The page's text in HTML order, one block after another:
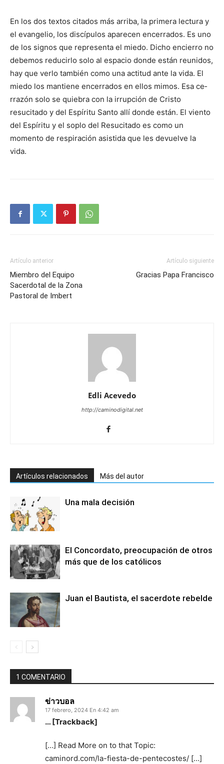
En los dos textos citados más arriba, la primera lectura y
el evangelio, los discípulos aparecen ence­rrados. Es uno
de los signos que re­presenta el miedo. Dicho encierro no
debemos reducirlo solo al espacio donde están reunidos,
hay que verlo también como una actitud ante la vida. El
miedo los mantiene encerrados en ellos mimos. Esa ce­
rrazón solo se quiebra con la irrupción de Cristo
resucitado y del Espíritu Santo allí donde están. El viento
del Espíritu y el soplo del Resucitado es como un
momento de respiración asistida que les devuel­ve la
vida.
Artículo anterior
Miembro del Equipo
Sacerdotal de la Zona
Pastoral de Imbert
Artículo siguiente
Gracias Papa Francisco
Edli Acevedo
http://caminodigital.net
Artículos relacionados Más del autor
Una mala decisión
El Concordato, preocupación de otros
más que de los católicos
Juan el Bautista, el sacerdote rebelde
1 COMENTARIO
ข่าวบอล
17 febrero, 2024 En 4:42 am
… [Trackback]
[…] Read More on to that Topic:
caminord.com/la-fiesta-de-pentecostes/ […]